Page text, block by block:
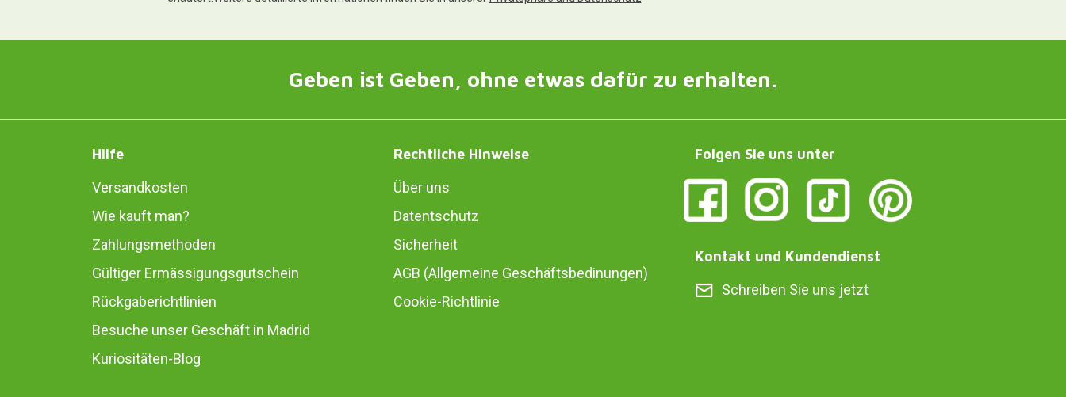
Geben ist Geben, ohne etwas dafür zu erhalten.
Hilfe
Versandkosten
Wie kauft man?
Zahlungsmethoden
Gültiger Ermässigungsgutschein
Rückgaberichtlinien
Besuche unser Geschäft in Madrid
Kuriositäten-Blog
Rechtliche Hinweise
Über uns
Datentschutz
Sicherheit
AGB (Allgemeine Geschäftsbedinungen)
Cookie-Richtlinie
Folgen Sie uns unter
Kontakt und Kundendienst
Schreiben Sie uns jetzt